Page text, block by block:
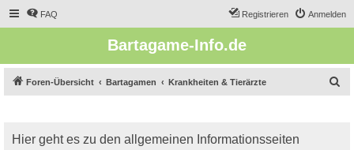
FAQ Anmelden
Registrieren
Bartagame-Info.de
Foren-Übersicht Bartagamen Krankheiten & Tierärzte
Hier geht es zu den allgemeinen Informationsseiten